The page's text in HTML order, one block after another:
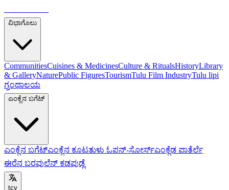
ವಿಭಾಗೊಲು
CommunitiesCuisines & MedicinesCulture & RitualsHistoryLibrary
& GalleryNaturePublic FiguresTourismTulu Film IndustryTulu lipi
ಗ್ರಂಥಾಲಯ
ಎಂಕ್ಲೆನ ಬಗೆಟ್
ಎಂಕ್ಲೆನ ಬಗೆಟ್ಎಂಕ್ಲೆನ ಕೂಟತುಳು ಓಪನ್-ಸೋರ್ಸ್ಎಂಕ್ಲೆಡ ಪಾತೆರ್ಲೆ
ಈರೆನ ಬರವುಲೆನ್ ಕಡಪುಡ್ಲೆ
tcy